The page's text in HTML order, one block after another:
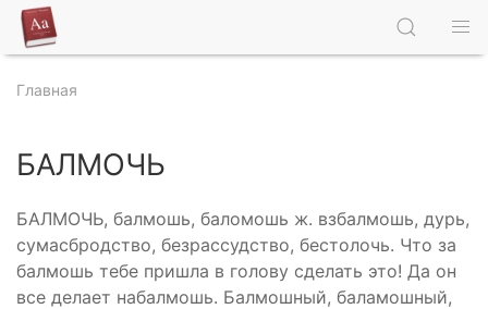
Главная
БАЛМОЧЬ
БАЛМОЧЬ, балмошь, баломошь ж. взбалмошь, дурь,
сумасбродство, безрассудство, бестолочь. Что за
балмошь тебе пришла в голову сделать это! Да он
все делает набалмошь. Балмошный, баламошный,